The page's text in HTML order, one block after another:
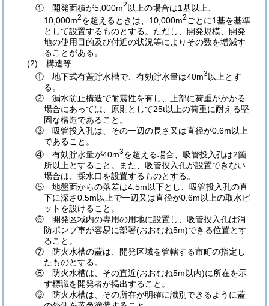
① 開発面積が5,000m2 以上の場合は1基以上、
10,000m2を超えるときは、10,000m2ごとに1基を基準
として設置するものとする。ただし、開発規模、開発
地の使用目的及び付近の状況等によりその数を増減す
ることがある。
(2) 構造等
① 地下式有蓋貯水槽で、有効貯水量は40m3以上とす
る。
② 漏水防止構造で耐震性を有し、上部に荷重がかかる
場合にあっては、原則として25t以上の荷重に耐える堅
固な構造であること。
③ 吸管投入孔は、その一辺の長さ又は直径が0.6m以上
であること。
④ 有効貯水量が40m3を超える場合、吸管投入孔は2箇
所以上とすること。また、吸管投入孔が設置できない
場合は、採水口を設置するものとする。
⑤ 地盤面からの落差は4.5m以下とし、吸管投入孔の直
下に深さ0.5m以上で一辺又は直径が0.6m以上の取水ピ
ットを設けること。
⑥ 開発区域内の専用の用地に設置し、吸管投入孔は消
防ポンプ車が容易に部署(おおむね5m)できる位置とす
ること。
⑦ 防火水槽の蓋は、開発区域を管轄する市町の指定し
たものとする。
⑧ 防火水槽は、その直近(おおむね5m以内)に所在を示
す標識を開発者が掲出すること。
⑨ 防火水槽は、その所在が明確に識別できるように蓋